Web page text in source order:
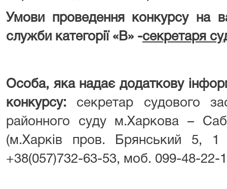
Умови проведення конкурсу на
служби категорії «В» -секретаря
Особа, яка надає додаткову
конкурсу: секретар судового
районного суду м.Харкова –
(м.Харків пров. Брянський
+38(057)732-63-53, моб. 099-48-22-